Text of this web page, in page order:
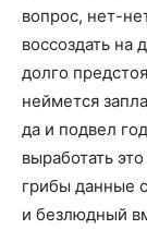
вопрос, нет-
воссоздать на
долго
неймется
да и подвел
выработать
грибы данные
и безлюдный